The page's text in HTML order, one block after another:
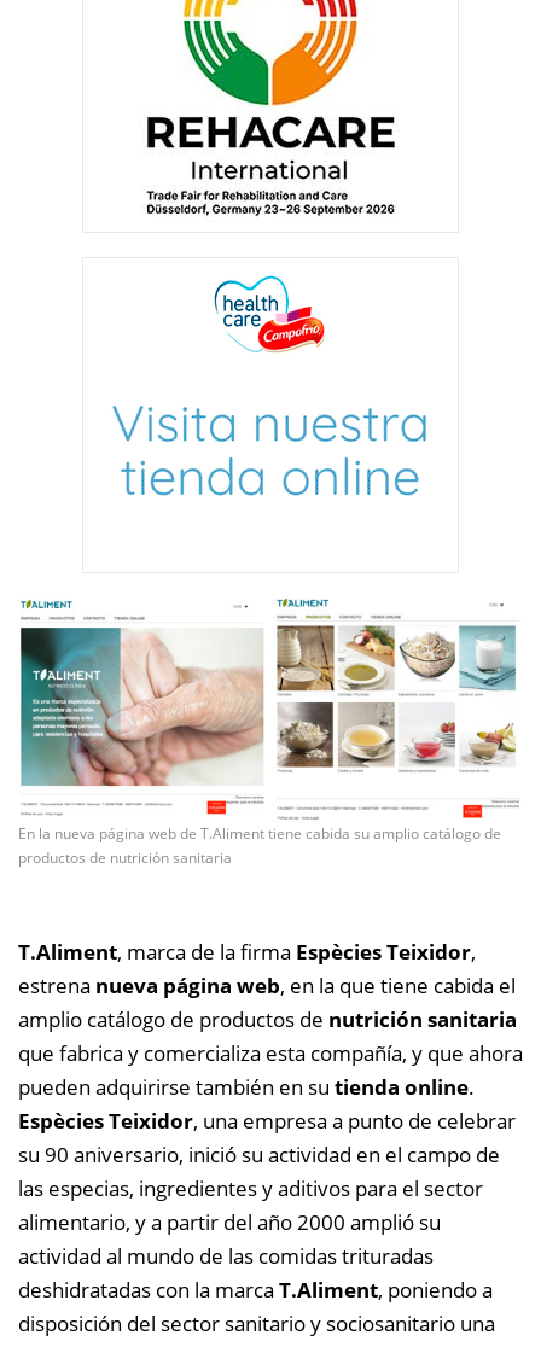
En la nueva página web de T.Aliment tiene cabida su amplio catálogo de
productos de nutrición sanitaria
T.Aliment, marca de la firma Espècies Teixidor,
estrena nueva página web, en la que tiene cabida el
amplio catálogo de productos de nutrición sanitaria
que fabrica y comercializa esta compañía, y que ahora
pueden adquirirse también en su tienda online.
Espècies Teixidor, una empresa a punto de celebrar
su 90 aniversario, inició su actividad en el campo de
las especias, ingredientes y aditivos para el sector
alimentario, y a partir del año 2000 amplió su
actividad al mundo de las comidas trituradas
deshidratadas con la marca T.Aliment, poniendo a
disposición del sector sanitario y sociosanitario una